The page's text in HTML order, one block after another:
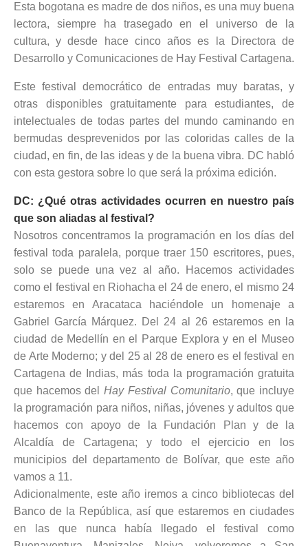
Esta bogotana es madre de dos niños, es una muy buena
lectora, siempre ha trasegado en el universo de la
cultura, y desde hace cinco años es la Directora de
Desarrollo y Comunicaciones de Hay Festival Cartagena.
Este festival democrático de entradas muy baratas, y
otras disponibles gratuitamente para estudiantes, de
intelectuales de todas partes del mundo caminando en
bermudas desprevenidos por las coloridas calles de la
ciudad, en fin, de las ideas y de la buena vibra. DC habló
con esta gestora sobre lo que será la próxima edición.
DC: ¿Qué otras actividades ocurren en nuestro país
que son aliadas al festival?
Nosotros concentramos la programación en los días del
festival toda paralela, porque traer 150 escritores, pues,
solo se puede una vez al año. Hacemos actividades
como el festival en Riohacha el 24 de enero, el mismo 24
estaremos en Aracataca haciéndole un homenaje a
Gabriel García Márquez. Del 24 al 26 estaremos en la
ciudad de Medellín en el Parque Explora y en el Museo
de Arte Moderno; y del 25 al 28 de enero es el festival en
Cartagena de Indias, más toda la programación gratuita
que hacemos delHay Festival Comunitario, que incluye
la programación para niños, niñas, jóvenes y adultos que
hacemos con apoyo de la Fundación Plan y de la
Alcaldía de Cartagena; y todo el ejercicio en los
municipios del departamento de Bolívar, que este año
vamos a 11.
Adicionalmente, este año iremos a cinco bibliotecas del
Banco de la República, así que estaremos en ciudades
en las que nunca había llegado el festival como